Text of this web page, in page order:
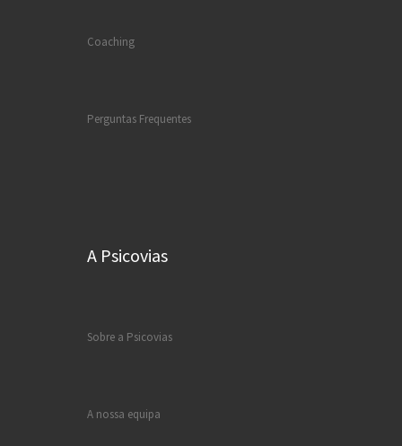
Coaching
Perguntas Frequentes
A Psicovias
Sobre a Psicovias
A nossa equipa